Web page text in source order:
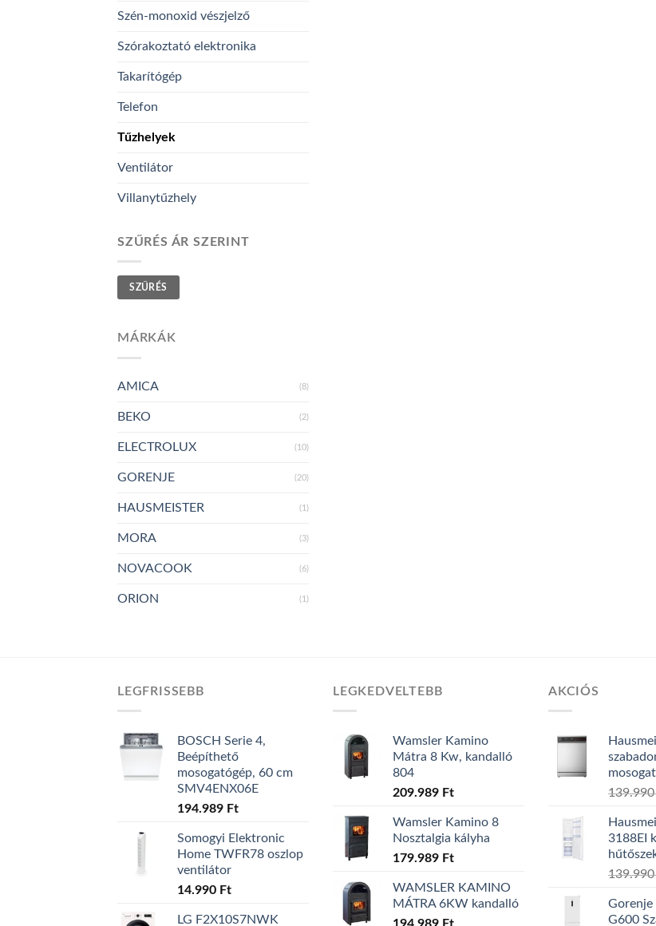
Szén-monoxid vészjelző
Szórakoztató elektronika
Takarítógép
Telefon
Tűzhelyek
Ventilátor
Villanytűzhely
SZŰRÉS ÁR SZERINT
Min
Max
SZŰRÉS
MÁRKÁK
AMICA (8)
BEKO (2)
ELECTROLUX (10)
GORENJE (20)
HAUSMEISTER (1)
MORA (3)
NOVACOOK (6)
ORION (1)
LEGFRISSEBB
BOSCH Serie 4,
Beépíthető
mosogatógép, 60 cm
SMV4ENX06E
194.989 Ft
Somogyi Elektronic
Home TWFR78 oszlop
ventilátor
14.990 Ft
LG F2X10S7NWK
LEGKEDVELTEBB
Wamsler Kamino
Mátra 8 Kw, kandalló
804
209.989 Ft
Wamsler Kamino 8
Nosztalgia kályha
179.989 Ft
WAMSLER KAMINO
MÁTRA 6KW kandalló
AKCIÓS
3188EI
G600